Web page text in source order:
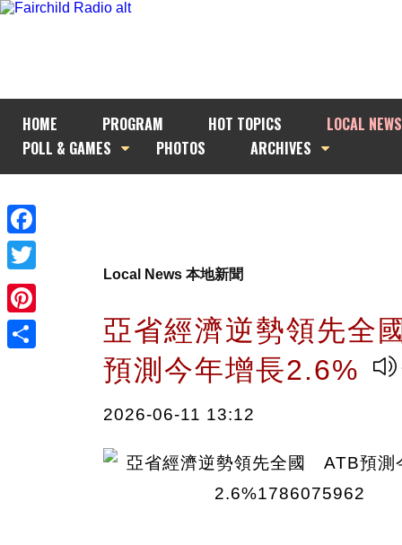
HOME PROGRAM HOT TOPICS
LOCAL NEWS
POLL & GAMES
PHOTOS ARCHIVES
Facebook
Twitter
Pinterest
Local News 本地新聞
亞省經濟逆勢領先
預測今年增長2.6%
2026-06-11 13:12